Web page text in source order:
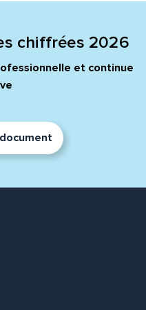
chiffrées 2026
et continue